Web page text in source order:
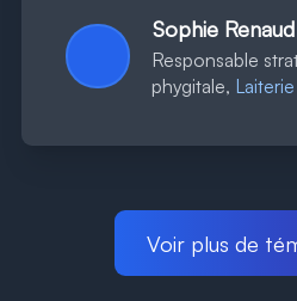
Sophie Renaud
Responsable
phygitale,
Voir plus de